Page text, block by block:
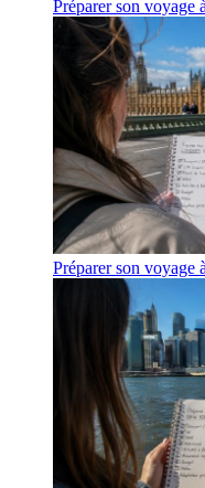
Préparer son voyage
Préparer son voyage